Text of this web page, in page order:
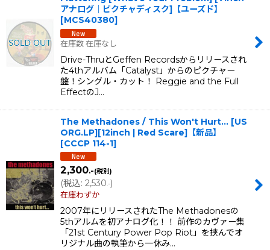
アナログ｜ピクチャディスク]【ユーズド】
[MCS40380]
在庫数 在庫なし
Drive-ThruとGeffen Recordsからリリースされ
た4thアルバム「Catalyst」からのピクチャー
盤！シングル・カット！ Reggie and the Full
EffectのJ…
The Methadones / This Won't Hurt... [US
ORG.LP][12inch | Red Scare]【新品】
[CCCP 114-1]
2,300.-(税別)
(税込: 2,530.-)
在庫わずか
2007年にリリースされたThe Methadonesの
5thアルムを初アナログ化！！ 前作のカヴァー集
「21st Century Power Pop Riot」を挟んでオ
リジナル曲の執筆から一休み…